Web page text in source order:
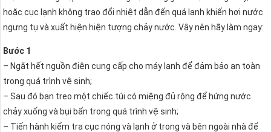
hoặc cục lạnh không trao đổi nhiệt dẫn đến quá lạnh khiến hơi nước
ngưng tụ và xuất hiện hiện tượng chảy nước. Vậy nên hãy làm ngay:
Bước 1
– Ngắt hết nguồn điện cung cấp cho máy lạnh để đảm bảo an toàn
trong quá trình vệ sinh;
– Sau đó bạn treo một chiếc túi có miệng đủ rộng để hứng nước
chảy xuống và bụi bẩn trong quá trình vệ sinh;
– Tiến hành kiểm tra cục nóng và lạnh ở trong và bên ngoài nhà để